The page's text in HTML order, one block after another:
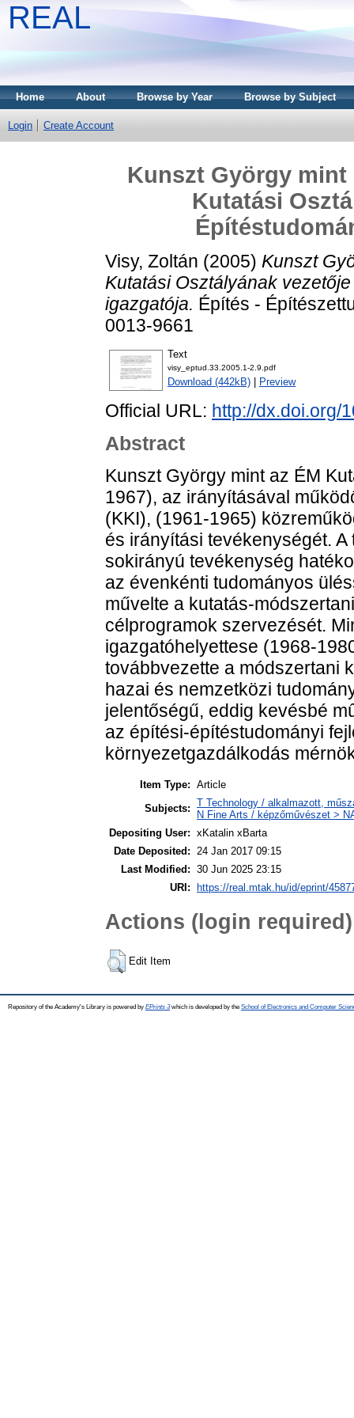
REAL
Home About Browse by Year Browse by Subject
Login Create Account
Kunszt György
Kutatási
Visy, Zoltán (2005) Kunszt
Kutatási Osztályának
igazgatója. Építés -
0013-9661
Text
visy_eptud.33.2005.1-2.9.pdf
Download (442kB) Preview
Official URL: http://dx.doi.org/
Abstract
Kunszt György mint az ÉM
1967), az irányításával
(KKI), (1961-1965)
és irányítási tevékenységét.
sokirányú tevékenység
az évenkénti tudományos
művelte a kutatás-
célprogramok szervezését.
igazgatóhelyettese (1968-
továbbvezette a módszertani
hazai és nemzetközi
jelentőségű, eddig kevésbé
az építési-építéstudományi
környezetgazdálkodás
Item Type: Article
Subjects: T Technology / alkalmazott,
N Fine Arts / képzőművészet >
Depositing User: xKatalin xBarta
Date Deposited:
24 Jan 2017 09:15
Last Modified: 30 Jun 2025 23:15
URI:
https://real.mtak.hu/id/eprint/
Actions (login required)
Edit Item
Repository of the Academy's Library is powered by EPrints 3which is developed by the School of Electronics and Computer